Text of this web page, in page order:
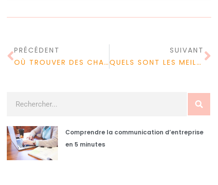
PRÉCÉDENT
OÙ TROUVER DES CHAUSSURES POUR FEMMES À PRIX ABORDABLE ?
SUIVANT
QUELS SONT LES MEILLEURS BIJOUX À ACHETER EN LIGNE ?
Comprendre la communication d’entreprise
en 5 minutes